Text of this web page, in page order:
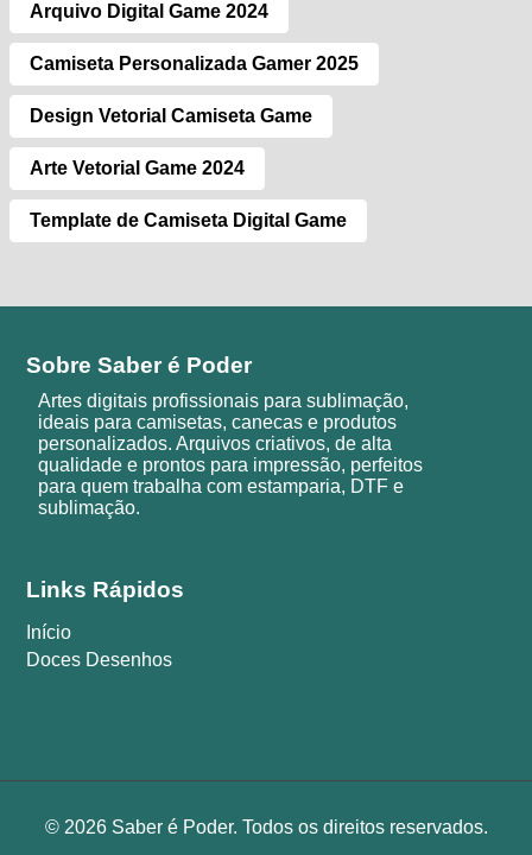
Arquivo Digital Game 2024
Camiseta Personalizada Gamer 2025
Design Vetorial Camiseta Game
Arte Vetorial Game 2024
Template de Camiseta Digital Game
Sobre Saber é Poder
Artes digitais profissionais para sublimação,
ideais para camisetas, canecas e produtos
personalizados. Arquivos criativos, de alta
qualidade e prontos para impressão, perfeitos
para quem trabalha com estamparia, DTF e
sublimação.
Links Rápidos
Início
Doces Desenhos
© 2026 Saber é Poder. Todos os direitos reservados.